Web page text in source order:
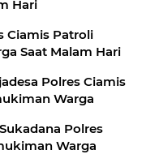
Hari
Ciamis Patroli
Saat Malam Hari
Polres Ciamis
Warga
Polres
Warga